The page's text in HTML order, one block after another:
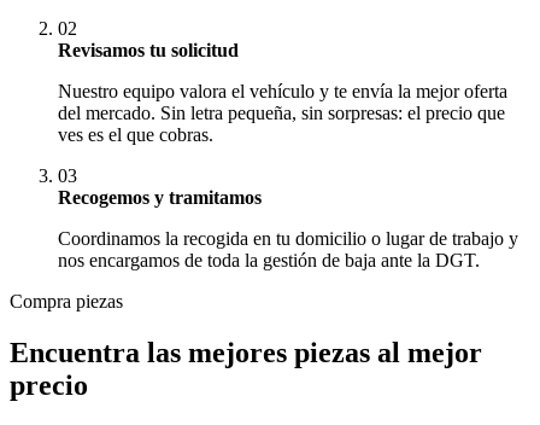
02
Revisamos tu solicitud
Nuestro equipo valora el vehículo y te envía la mejor oferta
del mercado. Sin letra pequeña, sin sorpresas: el precio que
ves es el que cobras.
03
Recogemos y tramitamos
Coordinamos la recogida en tu domicilio o lugar de trabajo y
nos encargamos de toda la gestión de baja ante la DGT.
Compra piezas
Encuentra las mejores piezas al mejor
precio